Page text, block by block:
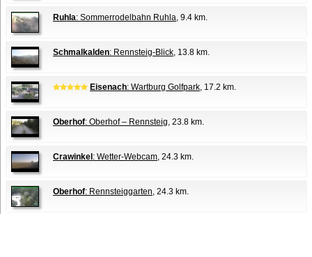
Ruhla: Sommerrodelbahn Ruhla, 9.4 km.
Schmalkalden: Rennsteig-Blick, 13.8 km.
Eisenach: Wartburg Golfpark, 17.2 km.
Oberhof: Oberhof – Rennsteig, 23.8 km.
Crawinkel: Wetter-Webcam, 24.3 km.
Oberhof: Rennsteiggarten, 24.3 km.